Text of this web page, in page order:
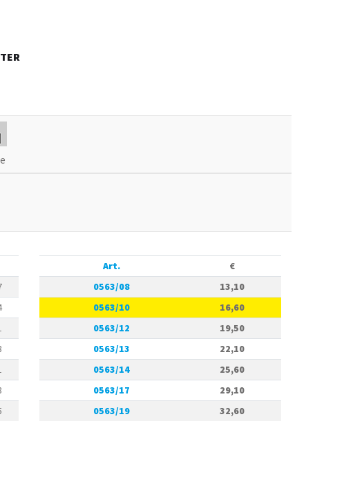
Art.
€
0563/08
13,10
0563/10
16,60
0563/12
19,50
0563/13
22,10
0563/14
25,60
0563/17
29,10
0563/19
32,60